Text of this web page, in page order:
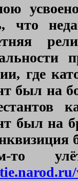
что
где
был на
был на
то